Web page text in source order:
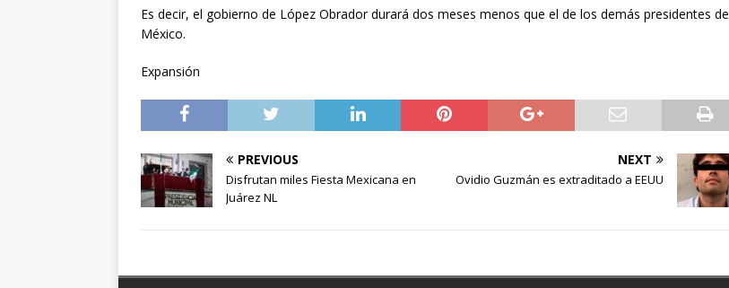
Es decir, el gobierno de López Obrador durará dos meses menos que el de los demás presidentes de
México.
Expansión
PREVIOUS
Disfrutan miles Fiesta Mexicana en
Juárez NL
NEXT
Ovidio Guzmán es extraditado a EEUU